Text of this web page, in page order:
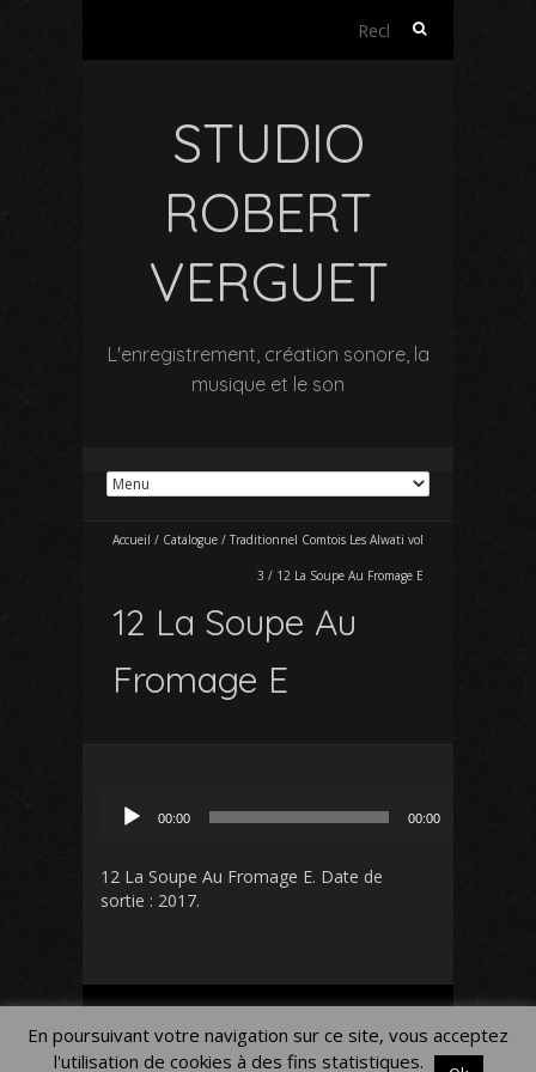
Rechercher :
STUDIO
ROBERT
VERGUET
L'enregistrement, création sonore, la
musique et le son
Accueil / Catalogue / Traditionnel Comtois Les Alwati vol
3 / 12 La Soupe Au Fromage E
12 La Soupe Au
Fromage E
00:00 00:00
12 La Soupe Au Fromage E. Date de
sortie : 2017.
Mentions légales
En poursuivant votre navigation sur ce site, vous acceptez
l'utilisation de cookies à des fins statistiques.